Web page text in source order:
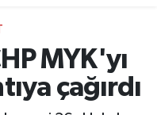
MYK'yı
çağırdı
Fikstür